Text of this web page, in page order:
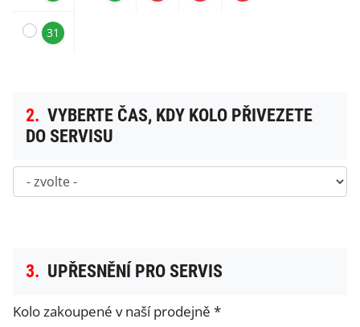
31
2. VYBERTE ČAS, KDY KOLO PŘIVEZETE
DO SERVISU
3. UPŘESNĚNÍ PRO SERVIS
Kolo zakoupené v naší prodejně *